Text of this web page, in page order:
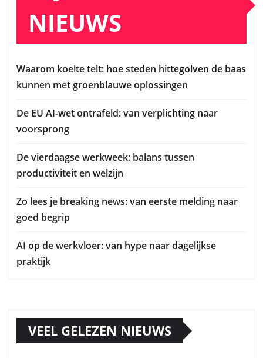
NIEUWS
Waarom koelte telt: hoe steden hittegolven de baas
kunnen met groenblauwe oplossingen
De EU AI-wet ontrafeld: van verplichting naar
voorsprong
De vierdaagse werkweek: balans tussen
productiviteit en welzijn
Zo lees je breaking news: van eerste melding naar
goed begrip
AI op de werkvloer: van hype naar dagelijkse
praktijk
VEEL GELEZEN NIEUWS